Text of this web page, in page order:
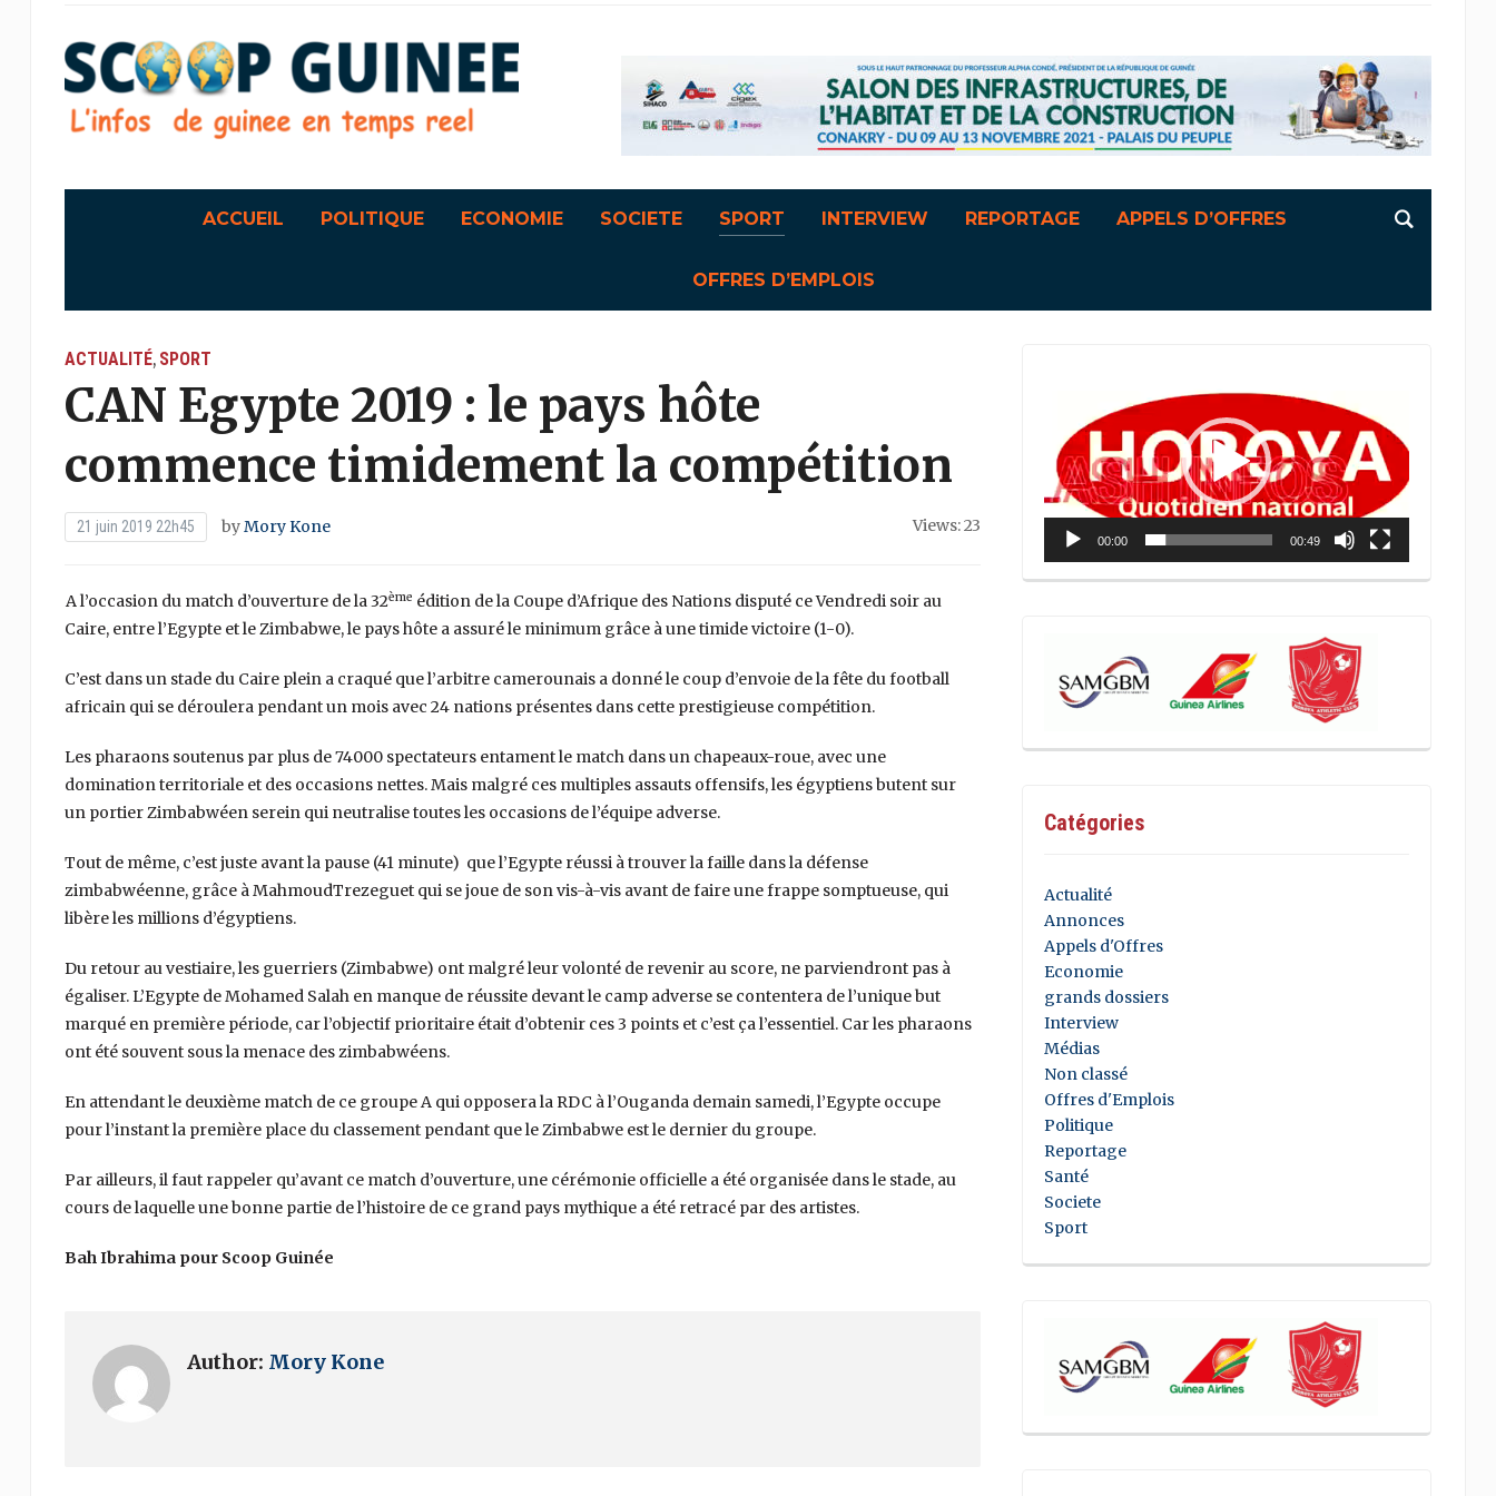
ACCUEIL POLITIQUE ECONOMIE SOCIETE SPORT INTERVIEW REPORTAGE APPELS D’OFFRES
OFFRES D’EMPLOIS
ACTUALITÉ, SPORT
CAN Egypte 2019 : le pays hôte
commence timidement la compétition
21 juin 2019 22h45 byMory Kone Views: 23
A l’occasion du match d’ouverture de la 32ème édition de la Coupe d’Afrique des Nations disputé ce Vendredi soir au
Caire, entre l’Egypte et le Zimbabwe, le pays hôte a assuré le minimum grâce à une timide victoire (1-0).
C’est dans un stade du Caire plein a craqué que l’arbitre camerounais a donné le coup d’envoie de la fête du football
africain qui se déroulera pendant un mois avec 24 nations présentes dans cette prestigieuse compétition.
Les pharaons soutenus par plus de 74000 spectateurs entament le match dans un chapeaux-roue, avec une
domination territoriale et des occasions nettes. Mais malgré ces multiples assauts offensifs, les égyptiens butent sur
un portier Zimbabwéen serein qui neutralise toutes les occasions de l’équipe adverse.
Tout de même, c’est juste avant la pause (41 minute) que l’Egypte réussi à trouver la faille dans la défense
zimbabwéenne, grâce à MahmoudTrezeguet qui se joue de son vis-à-vis avant de faire une frappe somptueuse, qui
libère les millions d’égyptiens.
Du retour au vestiaire, les guerriers (Zimbabwe) ont malgré leur volonté de revenir au score, ne parviendront pas à
égaliser. L’Egypte de Mohamed Salah en manque de réussite devant le camp adverse se contentera de l’unique but
marqué en première période, car l’objectif prioritaire était d’obtenir ces 3 points et c’est ça l’essentiel. Car les pharaons
ont été souvent sous la menace des zimbabwéens.
En attendant le deuxième match de ce groupe A qui opposera la RDC à l’Ouganda demain samedi, l’Egypte occupe
pour l’instant la première place du classement pendant que le Zimbabwe est le dernier du groupe.
Par ailleurs, il faut rappeler qu’avant ce match d’ouverture, une cérémonie officielle a été organisée dans le stade, au
cours de laquelle une bonne partie de l’histoire de ce grand pays mythique a été retracé par des artistes.
Bah Ibrahima pour Scoop Guinée
Author: Mory Kone
00:00 00:49
Catégories
Actualité
Annonces
Appels d'Offres
Economie
grands dossiers
Interview
Médias
Non classé
Offres d'Emplois
Politique
Reportage
Santé
Societe
Sport